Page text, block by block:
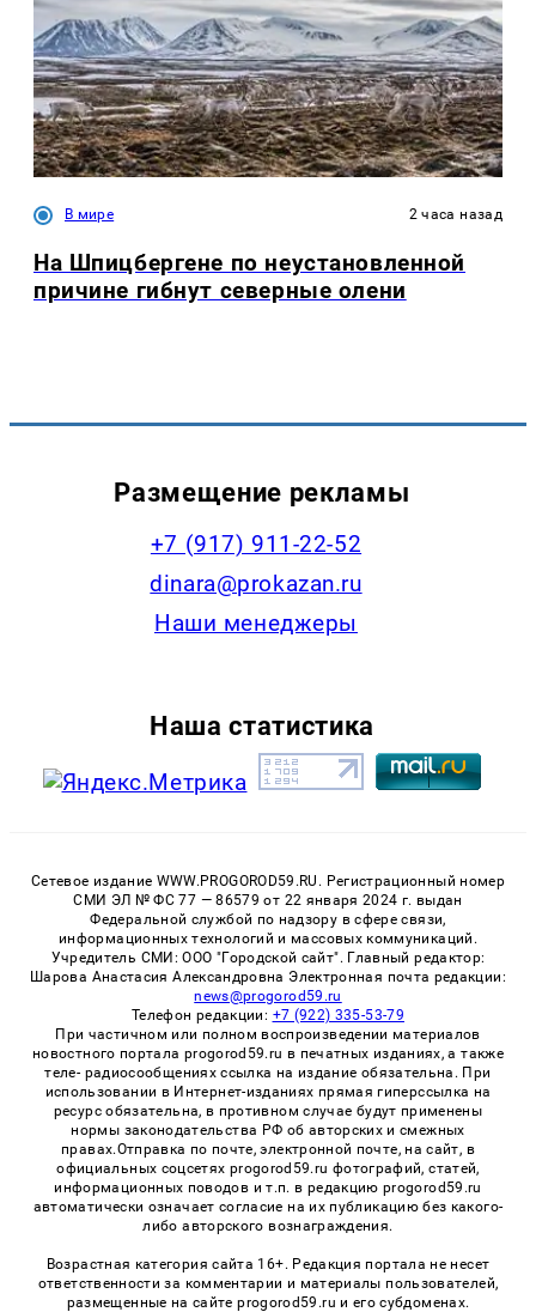
В мире 2 часа назад
На Шпицбергене по неустановленной
причине гибнут северные олени
Размещение рекламы
+7 (917) 911-22-52
dinara@prokazan.ru
Наши менеджеры
Наша статистика
Сетевое издание WWW.PROGOROD59.RU. Регистрационный номер
СМИ ЭЛ № ФС 77 — 86579 от 22 января 2024 г. выдан
Федеральной службой по надзору в сфере связи,
информационных технологий и массовых коммуникаций.
Учредитель СМИ: ООО "Городской сайт". Главный редактор:
Шарова Анастасия Александровна Электронная почта редакции:
news@progorod59.ru
Телефон редакции: +7 (922) 335-53-79
При частичном или полном воспроизведении материалов
новостного портала progorod59.ru в печатных изданиях, а также
теле- радиосообщениях ссылка на издание обязательна. При
использовании в Интернет-изданиях прямая гиперссылка на
ресурс обязательна, в противном случае будут применены
нормы законодательства РФ об авторских и смежных
правах.Отправка по почте, электронной почте, на сайт, в
официальных соцсетях progorod59.ru фотографий, статей,
информационных поводов и т.п. в редакцию progorod59.ru
автоматически означает согласие на их публикацию без какого-
либо авторского вознаграждения.
Возрастная категория сайта 16+. Редакция портала не несет
ответственности за комментарии и материалы пользователей,
размещенные на сайте progorod59.ru и его субдоменах.